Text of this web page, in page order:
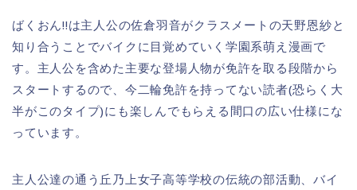
ばくおん!!は主人公の佐倉羽音がクラスメートの天野恩紗と
知り合うことでバイクに目覚めていく学園系萌え漫画で
す。主人公を含めた主要な登場人物が免許を取る段階から
スタートするので、今二輪免許を持ってない読者(恐らく大
半がこのタイプ)にも楽しんでもらえる間口の広い仕様にな
っています。
主人公達の通う丘乃上女子高等学校の伝統の部活動、バイ